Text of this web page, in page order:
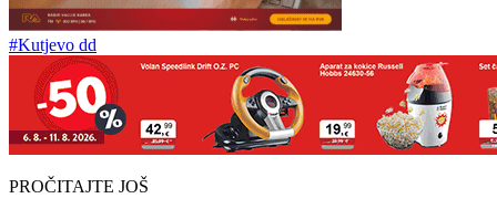
#Kutjevo dd
PROČITAJTE JOŠ